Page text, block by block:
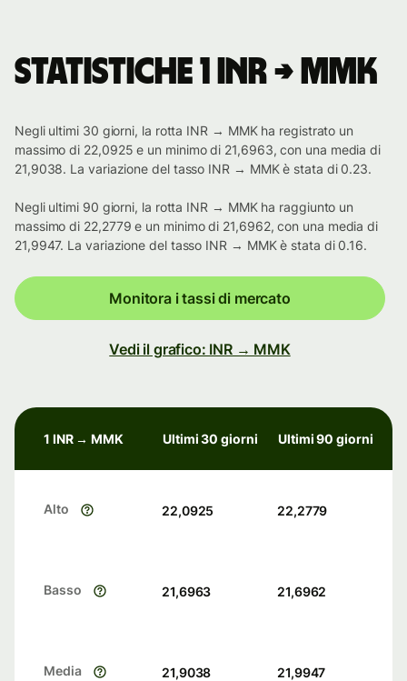
Statistiche 1 INR → MMK
Negli ultimi 30 giorni, la rotta INR → MMK ha registrato un
massimo di 22,0925 e un minimo di 21,6963, con una media di
21,9038. La variazione del tasso INR → MMK è stata di 0.23.
Negli ultimi 90 giorni, la rotta INR → MMK ha raggiunto un
massimo di 22,2779 e un minimo di 21,6962, con una media di
21,9947. La variazione del tasso INR → MMK è stata di 0.16.
Monitora i tassi di mercato
Vedi il grafico: INR → MMK
1 INR → MMK Ultimi 30 giorni Ultimi 90 giorni
Alto 22,0925 22,2779
Basso 21,6963 21,6962
Media 21,9038 21,9947